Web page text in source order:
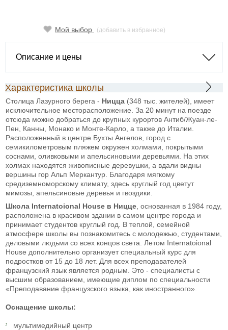
Мой выбор (добавить в избранное)
Описание и цены
Характеристика школы
Столица Лазурного берега - Ницца (348 тыс. жителей), имеет
исключительное месторасположение. За 20 минут на поезде
отсюда можно добраться до крупных курортов Антиб/Жуан-ле-
Пен, Канны, Монако и Монте-Карло, а также до Италии.
Расположенный в центре Бухты Ангелов, город с
семикилометровым пляжем окружен холмами, покрытыми
соснами, оливковыми и апельсиновыми деревьями. На этих
холмах находятся живописные деревушки, а вдали видны
вершины гор Альп Меркантур. Благодаря мягкому
средиземноморскому климату, здесь круглый год цветут
мимозы, апельсиновые деревья и гвоздики.
Школа Internatoional House в Ницце , основанная в 1984 году,
расположена в красивом здании в самом центре города и
принимает студентов круглый год. В теплой, семейной
атмосфере школы вы познакомитесь с молодежью, студентами,
деловыми людьми со всех концов света. Летом Internatoional
House дополнительно организует специальный курс для
подростков от 15 до 18 лет. Для всех преподавателей
французский язык является родным. Это - специалисты с
высшим образованием, имеющие диплом по специальности
«Преподавание французского языка, как иностранного».
Оснащение школы:
мультимедийный центр